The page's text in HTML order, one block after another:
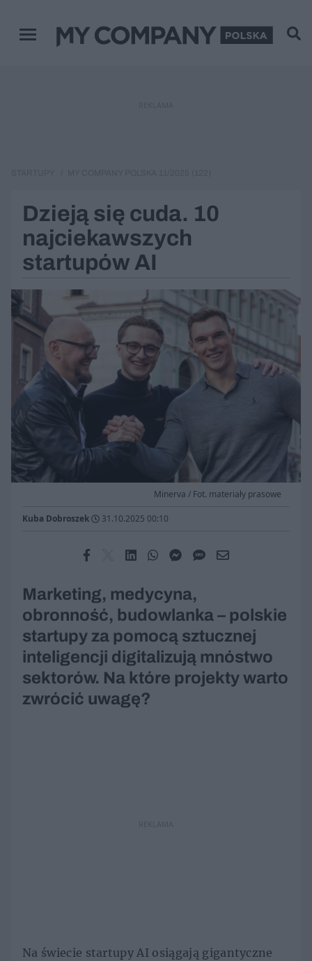
Menu główne
Dzieją się cuda. 10
najciekawszych
startupów AI
Minerva / Fot. materiały prasowe
Kuba Dobroszek 31.10.2025 00:10
Marketing, medycyna,
obronność, budowlanka – polskie
startupy za pomocą sztucznej
inteligencji digitalizują mnóstwo
sektorów. Na które projekty warto
zwrócić uwagę?
REKLAMA
Na świecie startupy AI osiągają gigantyczne